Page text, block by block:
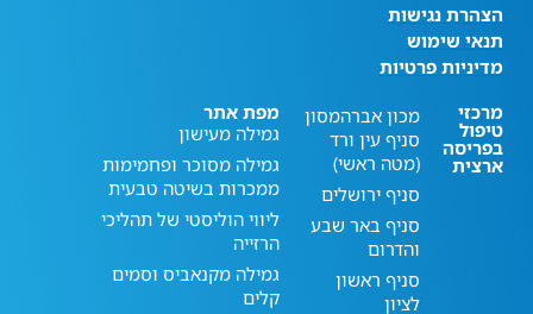
הצהרת נגישות
תנאי שימוש
מדיניות פרטיות
מרכזי
טיפול
בפריסה
ארצית
מכון אברהמסון
סניף עין ורד
(מטה ראשי)
סניף ירושלים
סניף באר שבע
והדרום
סניף ראשון
לציון
מפת אתר
גמילה מעישון
גמילה מסוכר ופחמימות
ממכרות בשיטה טבעית
ליווי הוליסטי של תהליכי
הרזייה
גמילה מקנאביס וסמים
קלים